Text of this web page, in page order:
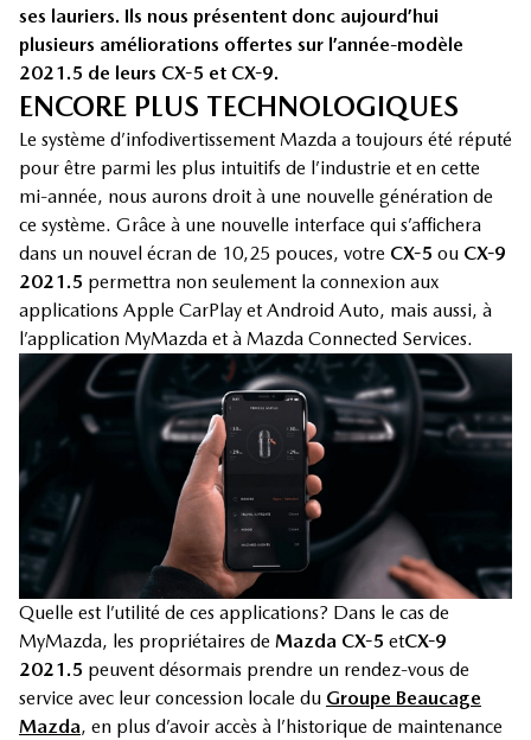
ses lauriers. Ils nous présentent donc aujourd’hui
plusieurs améliorations offertes sur l’année-modèle
2021.5 de leurs CX-5 et CX-9.
ENCORE PLUS TECHNOLOGIQUES
Le système d’infodivertissement Mazda a toujours été réputé
pour être parmi les plus intuitifs de l’industrie et en cette
mi-année, nous aurons droit à une nouvelle génération de
ce système. Grâce à une nouvelle interface qui s’affichera
dans un nouvel écran de 10,25 pouces, votre CX-5 ou CX-9
2021.5 permettra non seulement la connexion aux
applications Apple CarPlay et Android Auto, mais aussi, à
l’application MyMazda et à Mazda Connected Services.
Quelle est l’utilité de ces applications? Dans le cas de
MyMazda, les propriétaires de Mazda CX-5 etCX-9
2021.5 peuvent désormais prendre un rendez-vous de
service avec leur concession locale du Groupe Beaucage
Mazda, en plus d’avoir accès à l’historique de maintenance